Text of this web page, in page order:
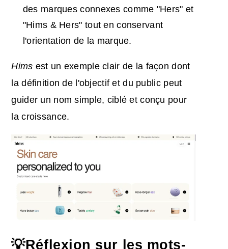
des marques connexes comme "Hers" et
"Hims & Hers" tout en conservant
l'orientation de la marque.
Hims est un exemple clair de la façon dont
la définition de l'objectif et du public peut
guider un nom simple, ciblé et conçu pour
la croissance.
💡Réflexion sur les mots-